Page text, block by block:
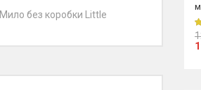
Мило без коробки Little